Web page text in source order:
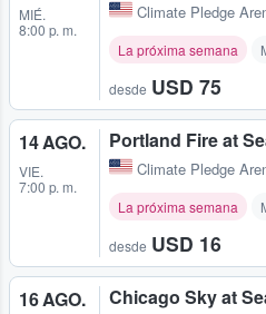
MIÉ.
8:00 p. m.
Climate Pledge
La próxima semana
desde USD 75
14 AGO.
VIE.
7:00 p. m.
Portland Fire at
Climate Pledge
La próxima semana
desde USD 16
16 AGO. Chicago Sky at